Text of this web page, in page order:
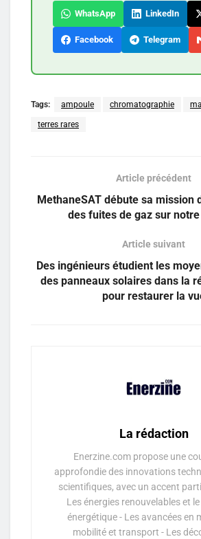
WhatsApp LinkedIn
Facebook Telegram
Tags: ampoule chromatographie
terres rares
Article précédent
MethaneSAT débute sa mission
des fuites de gaz sur
Article suivant
Des ingénieurs étudient les
des panneaux solaires dans la
pour restaurer la
La rédaction
Enerzine.com propose une
approfondie des innovations
scientifiques, avec un accent
Les énergies renouvelables et
énergétique - Les avancées en
mobilité et transport - Les